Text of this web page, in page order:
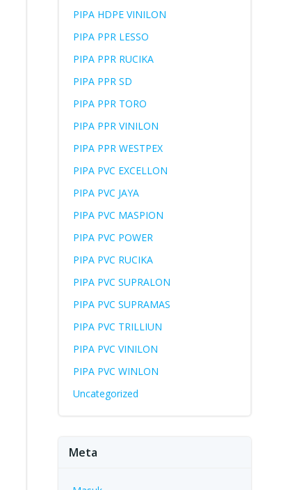
PIPA HDPE VINILON
PIPA PPR LESSO
PIPA PPR RUCIKA
PIPA PPR SD
PIPA PPR TORO
PIPA PPR VINILON
PIPA PPR WESTPEX
PIPA PVC EXCELLON
PIPA PVC JAYA
PIPA PVC MASPION
PIPA PVC POWER
PIPA PVC RUCIKA
PIPA PVC SUPRALON
PIPA PVC SUPRAMAS
PIPA PVC TRILLIUN
PIPA PVC VINILON
PIPA PVC WINLON
Uncategorized
Meta